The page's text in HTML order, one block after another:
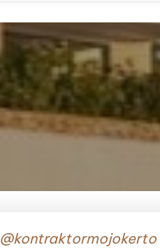
@kontraktormojokerto